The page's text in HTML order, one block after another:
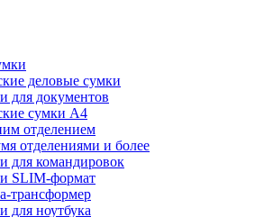
деловые сумки
для документов
сумки А4
отделением
отделениями и более
для командировок
SLIM-формат
трансформер
для ноутбука